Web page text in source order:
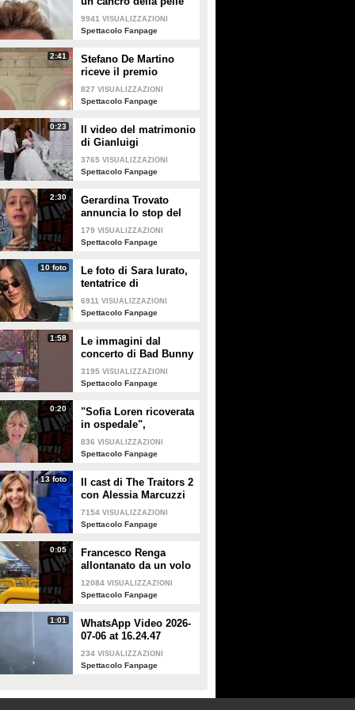
e apre al dibattito sulle
creme solari
9941 VISUALIZZAZIONI
Spettacolo Fanpage
2:41
Stefano De Martino
riceve il premio
intitolato al padre
Enrico
827 VISUALIZZAZIONI
Spettacolo Fanpage
0:23
Il video del matrimonio
di Gianluigi
Donnarumma e Alessia
Elefante
3765 VISUALIZZAZIONI
Spettacolo Fanpage
2:30
Gerardina Trovato
annuncia lo stop del
tour per problemi di
salute
179 VISUALIZZAZIONI
Spettacolo Fanpage
10 foto
Le foto di Sara Iurato,
tentatrice di
Temptation Island 2026
6911 VISUALIZZAZIONI
Spettacolo Fanpage
1:58
Le immagini dal
concerto di Bad Bunny
a Milano
3195 VISUALIZZAZIONI
Spettacolo Fanpage
0:20
"Sofia Loren ricoverata
in ospedale",
Alessandra Mussolini
smentisce: "È serena e
836 VISUALIZZAZIONI
Spettacolo Fanpage
13 foto
Il cast di The Traitors 2
con Alessia Marcuzzi
7154 VISUALIZZAZIONI
Spettacolo Fanpage
0:05
Francesco Renga
allontanato da un volo
Ryanair dopo una
discussione con gli
12084 VISUALIZZAZIONI
Spettacolo Fanpage
1:01
WhatsApp Video 2026-
07-06 at 16.24.47
234 VISUALIZZAZIONI
Spettacolo Fanpage